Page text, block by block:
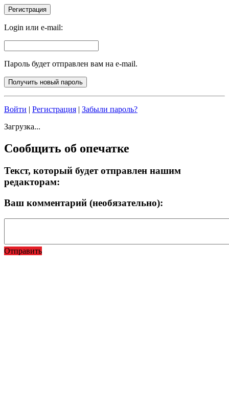
Login или e-mail:
Пароль будет отправлен вам на e-mail.
Войти | Регистрация | Забыли пароль?
Загрузка...
Сообщить об опечатке
Текст, который будет отправлен нашим
редакторам:
Ваш комментарий (необязательно):
Отправить